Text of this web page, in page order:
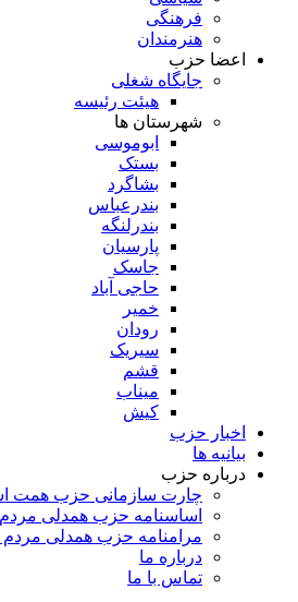
فرهنگی
هنرمندان
اعضا حزب
جایگاه شغلی
هیئت رئیسه
شهرستان ها
ابوموسی
بستک
بشاگرد
بندرعباس
بندرلنگه
پارسیان
جاسک
حاجی آباد
خمیر
رودان
سیریک
قشم
میناب
کیش
اخبار حزب
بیانیه ها
درباره حزب
چارت سازمانی حزب همت
اساسنامه حزب همدلی
مرامنامه حزب همدلی
درباره ما
تماس با ما